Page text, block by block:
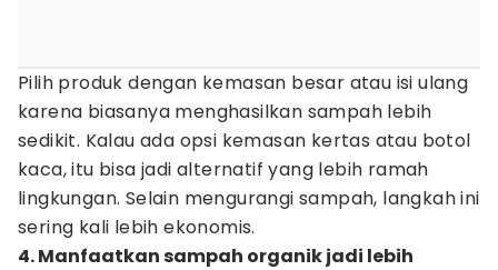
Pilih produk dengan kemasan besar atau isi ulang
karena biasanya menghasilkan sampah lebih
sedikit. Kalau ada opsi kemasan kertas atau botol
kaca, itu bisa jadi alternatif yang lebih ramah
lingkungan. Selain mengurangi sampah, langkah ini
sering kali lebih ekonomis.
4. Manfaatkan sampah organik jadi lebih